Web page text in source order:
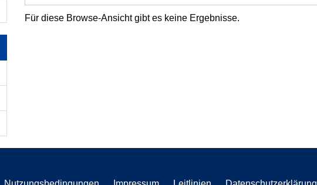
Für diese Browse-Ansicht gibt es keine Ergebnisse.